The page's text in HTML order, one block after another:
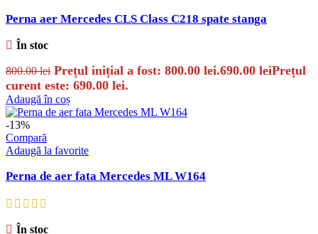
Perna aer Mercedes CLS Class C218 spate stanga
În stoc
800.00lei Prețul inițial a fost: 800.00 lei.690.00 leiPrețul
curent este: 690.00 lei.
Adaugă în coș
-13%
Compară
Adaugă la favorite
Perna de aer fata Mercedes ML W164
În stoc